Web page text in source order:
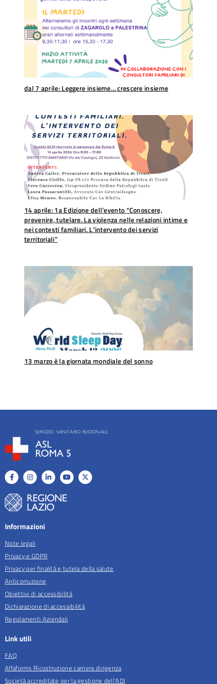
dal 7 aprile: Leggere insieme… crescere insieme
14 aprile: 1a Edizione dell’evento “Conoscere,
prevenire, tutelare. La violenza nelle relazioni intime e
nei contesti familiari. Lʼintervento dei servizi
territoriali”
13 marzo è la giornata mondiale del sonno
Informazioni
Note legali
Privacy e GDPR
Privacy per finalità e tutela della salute
Anticorruzione
Obiettivi di accessibilità
Dichiarazione di accessibilità
Regolamenti Aziendali
Link utili
FAQ
Alfaforms Ricostruzione carriera dirigenza
Società accreditate per la gestione dell'ADI